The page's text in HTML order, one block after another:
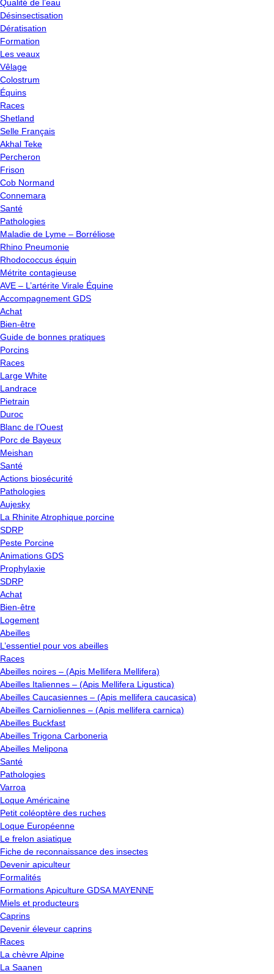
Qualité de l’eau
Désinsectisation
Dératisation
Formation
Les veaux
Vêlage
Colostrum
Équins
Races
Shetland
Selle Français
Akhal Teke
Percheron
Frison
Cob Normand
Connemara
Santé
Pathologies
Maladie de Lyme – Borréliose
Rhino Pneumonie
Rhodococcus équin
Métrite contagieuse
AVE – L’artérite Virale Équine
Accompagnement GDS
Achat
Bien-être
Guide de bonnes pratiques
Porcins
Races
Large White
Landrace
Pietrain
Duroc
Blanc de l’Ouest
Porc de Bayeux
Meishan
Santé
Actions biosécurité
Pathologies
Aujesky
La Rhinite Atrophique porcine
SDRP
Peste Porcine
Animations GDS
Prophylaxie
SDRP
Achat
Bien-être
Logement
Abeilles
L’essentiel pour vos abeilles
Races
Abeilles noires – (Apis Mellifera Mellifera)
Abeilles Italiennes – (Apis Mellifera Ligustica)
Abeilles Caucasiennes – (Apis mellifera caucasica)
Abeilles Carnioliennes – (Apis mellifera carnica)
Abeilles Buckfast
Abeilles Trigona Carboneria
Abeilles Melipona
Santé
Pathologies
Varroa
Loque Américaine
Petit coléoptère des ruches
Loque Européenne
Le frelon asiatique
Fiche de reconnaissance des insectes
Devenir apiculteur
Formalités
Formations Apiculture GDSA MAYENNE
Miels et producteurs
Caprins
Devenir éleveur caprins
Races
La chèvre Alpine
La Saanen